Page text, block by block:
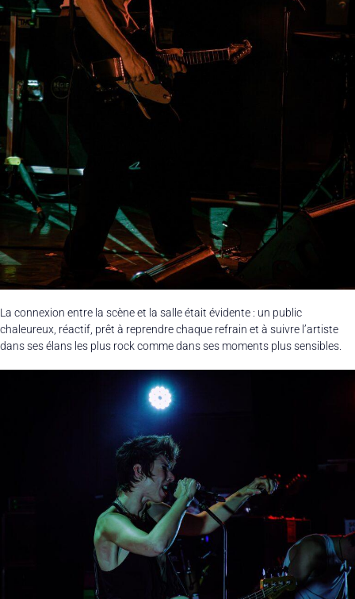
La connexion entre la scène et la salle était évidente : un public
chaleureux, réactif, prêt à reprendre chaque refrain et à suivre l’artiste
dans ses élans les plus rock comme dans ses moments plus sensibles.